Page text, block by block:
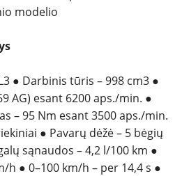
modelio
● Darbinis tūris – 998 cm3 ●
AG) esant 6200 aps./min. ●
– 95 Nm esant 3500 aps./min.
● Pavarų dėžė – 5 bėgių
sąnaudos – 4,2 l/100 km ●
h ● 0–100 km/h – per 14,4 s ●